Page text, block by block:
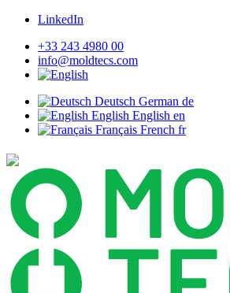
LinkedIn
+33 243 4980 00
info@moldtecs.com
Deutsch German de
English English en
Français French fr